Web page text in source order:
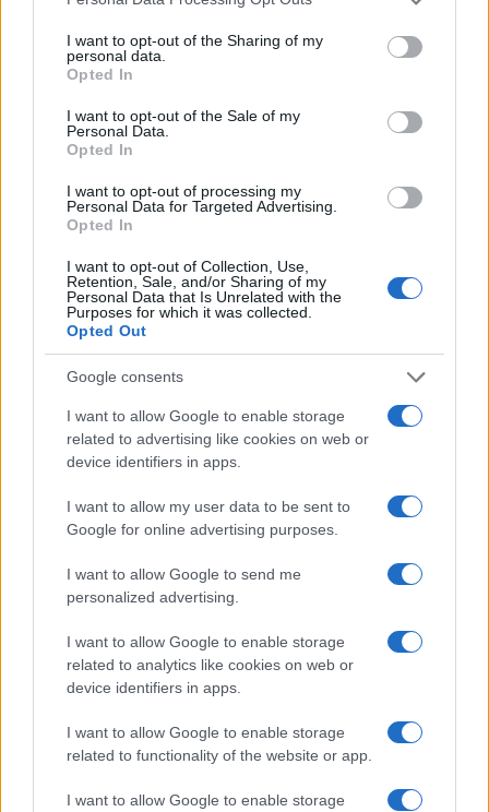
not limited to your visit or usage behaviour. You may click to
grant or deny consent to Google and its third-party tags to
use your data for below specified purposes in below Google
consent section.
I want to opt-out of the Sharing of my
personal data.
Opted In
I want to opt-out of the Sale of my
Personal Data.
Opted In
I want to opt-out of processing my
Personal Data for Targeted Advertising.
Opted In
I want to opt-out of Collection, Use,
Retention, Sale, and/or Sharing of my
Personal Data that Is Unrelated with the
Purposes for which it was collected.
Opted Out
Google consents
I want to allow Google to enable storage
related to advertising like cookies on web or
device identifiers in apps.
I want to allow my user data to be sent to
Google for online advertising purposes.
I want to allow Google to send me
personalized advertising.
I want to allow Google to enable storage
related to analytics like cookies on web or
device identifiers in apps.
I want to allow Google to enable storage
related to functionality of the website or app.
I want to allow Google to enable storage
AUTEUR
Verder lezen